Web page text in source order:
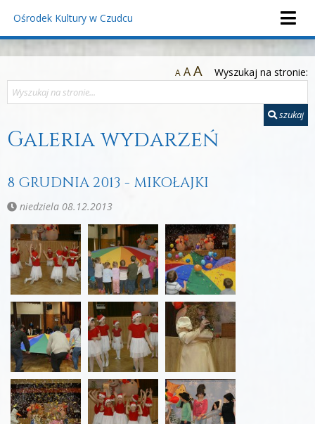
Ośrodek Kultury w Czudcu
A AA Wyszukaj na stronie:
szukaj
Galeria wydarzeń
8 GRUDNIA 2013 - MIKOŁAJKI
niedziela 08.12.2013